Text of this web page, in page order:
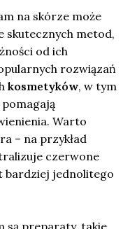
na skórze może
skutecznych metod,
od ich
rozwiązań
kosmetyków, w tym
Warto
– na przykład
czerwone
bardziej jednolitego
są preparaty, takie